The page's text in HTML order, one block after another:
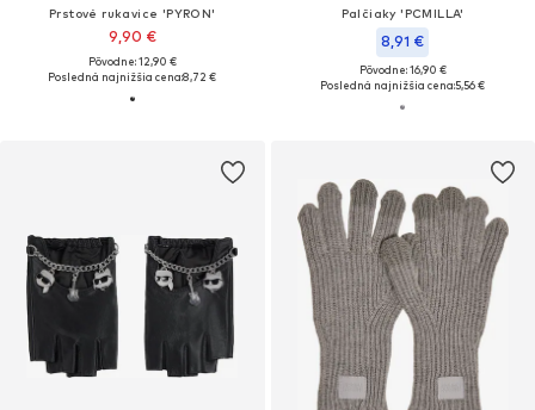
Prstové rukavice 'PYRON'
9,90 €
Pôvodne: 12,90 €
Posledná najnižšia cena:8,72 €
Palčiaky 'PCMILLA'
8,91 €
Pôvodne: 16,90 €
Posledná najnižšia cena:5,56 €